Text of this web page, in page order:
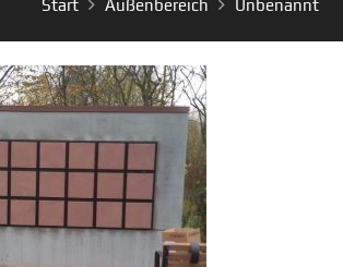
Start Außenbereich Unbenannt